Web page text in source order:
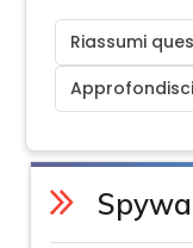
Riassumi